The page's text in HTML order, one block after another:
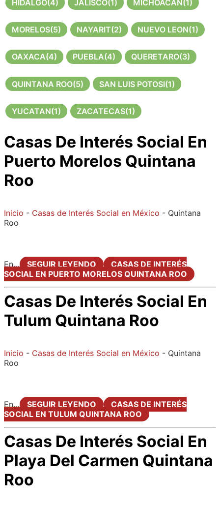
HIDALGO(4) JALISCO(1) MICHOACAN (1)
MORELOS(5) NAYARIT(2) NUEVO LEON(1)
OAXACA(4) PUEBLA(4) QUERETARO(3)
QUINTANA ROO(5) SAN LUIS POTOSI(1)
YUCATAN(1) ZACATECAS(1)
Casas De Interés Social En
Puerto Morelos Quintana
Roo
Inicio - Casas de Interés Social en México - Quintana
Roo
En… SEGUIR LEYENDO
CASAS DE INTERÉS
SOCIAL EN PUERTO MORELOS QUINTANA ROO
Casas De Interés Social En
Tulum Quintana Roo
Inicio - Casas de Interés Social en México - Quintana
Roo
En… SEGUIR LEYENDO
CASAS DE INTERÉS
SOCIAL EN TULUM QUINTANA ROO
Casas De Interés Social En
Playa Del Carmen Quintana
Roo